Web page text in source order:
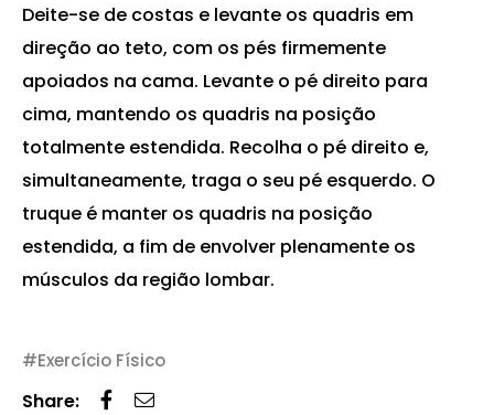
Deite-se de costas e levante os quadris em
direção ao teto, com os pés firmemente
apoiados na cama. Levante o pé direito para
cima, mantendo os quadris na posição
totalmente estendida. Recolha o pé direito e,
simultaneamente, traga o seu pé esquerdo. O
truque é manter os quadris na posição
estendida, a fim de envolver plenamente os
músculos da região lombar.
Exercício Físico
Share: